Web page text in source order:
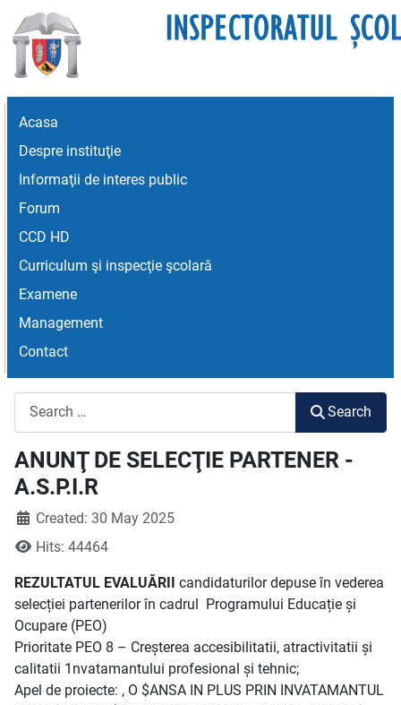
Acasa
Despre instituţie
Informaţii de interes public
Forum
CCD HD
Curriculum şi inspecţie şcolară
Examene
Management
Contact
Search
ANUNŢ DE SELECŢIE PARTENER -
A.S.P.I.R
Created: 30 May 2025
Hits: 44464
REZULTATUL EVALUĂRII candidaturilor depuse în vederea
selecției partenerilor în cadrul Programului Educație și
Ocupare (PEO)
Prioritate PEO 8 – Creșterea accesibilitatii, atractivitatii și
calitatii 1nvatamantului profesional și tehnic;
Apel de proiecte: , O $ANSA IN PLUS PRIN INVATAMANTUL